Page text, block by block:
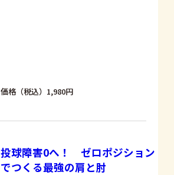
価格（税込）1,980円
投球障害0へ！ ゼロポジション
でつくる最強の肩と肘